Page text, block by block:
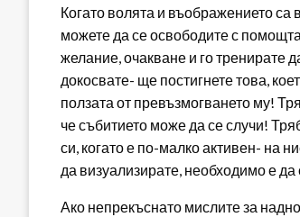
Когато волята и въображението
можете да се освободите с
желание, очакване и го тренирате
докосвате- ще постигнете това,
ползата от превъзмогването му!
че събитието може да се случи!
си, когато е по-малко активен- на
да визуализирате, необходимо е
Ако непрекъснато мислите за